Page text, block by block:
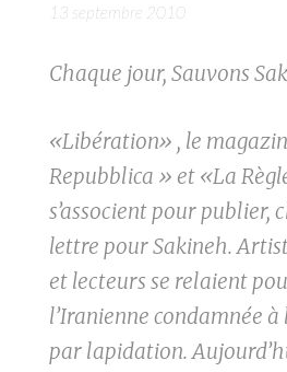
13 septembre 2010
Chaque jour, Sauvons
«Libération» , le
Repubblica » et «La
s’associent pour publier,
lettre pour Sakineh.
et lecteurs se relaient
l’Iranienne condamnée
par lapidation.